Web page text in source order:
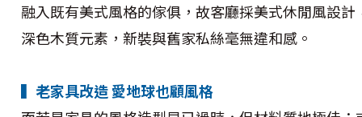
融入既有美式風格的傢俱，故客廳採美式休閒風設
深色木質元素，新裝與舊家私絲毫無違和感。
▍老家具改造 愛地球也顧風格